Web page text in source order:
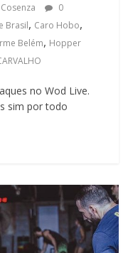
0
Brasil, Caro Hobo,
Belém, Hopper
no Wod Live.
sim por todo